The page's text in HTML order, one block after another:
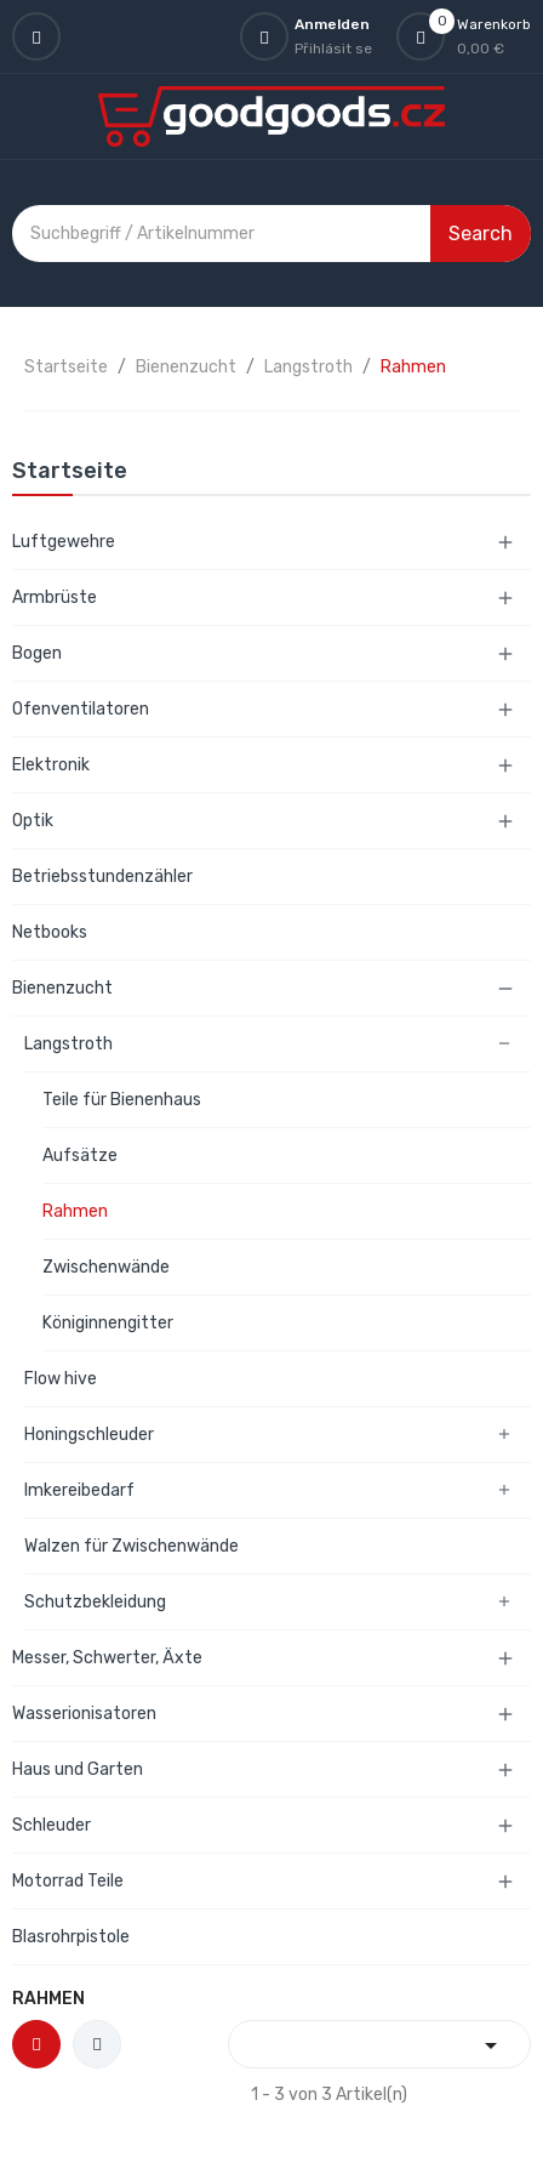
0
Warenkorb
0,00 €
Anmelden
Přihlásit se
Search
Startseite Bienenzucht Langstroth Rahmen
Startseite
Luftgewehre 
Armbrüste 
Bogen 
Ofenventilatoren 
Elektronik 
Optik 
Betriebsstundenzähler
Netbooks
Bienenzucht 
Langstroth 
Teile für Bienenhaus
Aufsätze
Rahmen
Zwischenwände
Königinnengitter
Flow hive
Honingschleuder 
Imkereibedarf 
Walzen für Zwischenwände
Schutzbekleidung 
Messer, Schwerter, Äxte 
Wasserionisatoren 
Haus und Garten 
Schleuder 
Motorrad Teile 
Blasrohrpistole
RAHMEN

1 - 3 von 3 Artikel(n)